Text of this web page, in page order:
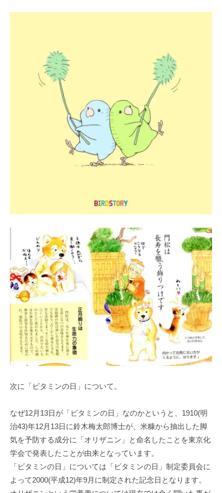
次に「ビタミンの日」について。
なぜ12月13日が「ビタミンの日」なのかというと、1910(明
治43)年12月13日に鈴木梅太郎博士が、米糠から抽出した脚
気を予防する成分に「オリザニン」と命名したことを東京化
学会で発表したことが由来となっています。
「ビタミンの日」については「ビタミンの日」制定委員会に
よって2000(平成12)年9月に制定された記念日となります。